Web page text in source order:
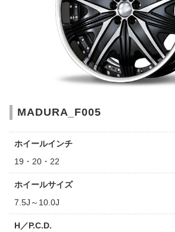
MADURA_F005
ホイールインチ
19・20・22
ホイールサイズ
7.5J～10.0J
H／P.C.D.